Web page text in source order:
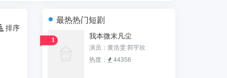
排序
最热热门短剧
1 我本微末凡尘
演员：黄浩雯 郭宇欣
热度：
44356